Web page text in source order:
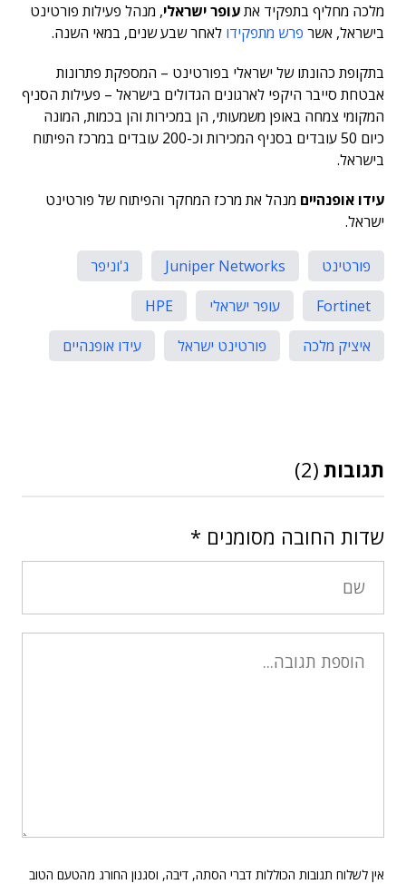
מלכה מחליף בתפקיד אתעופר ישראלי, מנהל פעילות פורטינט
בישראל, אשר פרש מתפקידו לאחר שבע שנים, במאי השנה.
בתקופת כהונתו של ישראלי בפורטינט – המספקת פתרונות
אבטחת סייבר היקפי לארגונים הגדולים בישראל – פעילות הסניף
המקומי צמחה באופן משמעותי, הן במכירות והן בכמות, המונה
כיום 50 עובדים בסניף המכירות וכ-200 עובדים במרכז הפיתוח
בישראל.
עידו אופנהיים מנהל את מרכז המחקר והפיתוח של פורטינט
ישראל.
פורטינט Juniper Networks
ג'וניפר
Fortinet
עופר ישראלי
HPE
איציק מלכה
פורטינט ישראל עידו אופנהיים
תגובות (2)
שדות החובה מסומנים *
אין לשלוח תגובות הכוללות דברי הסתה, דיבה, וסגנון החורג מהטעם הטוב